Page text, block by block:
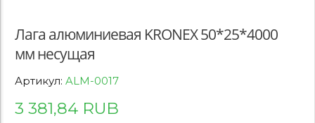
Лага алюминиевая KRONEX 50*25*4000
мм несущая
Артикул: ALM-0017
3 381,84 RUB